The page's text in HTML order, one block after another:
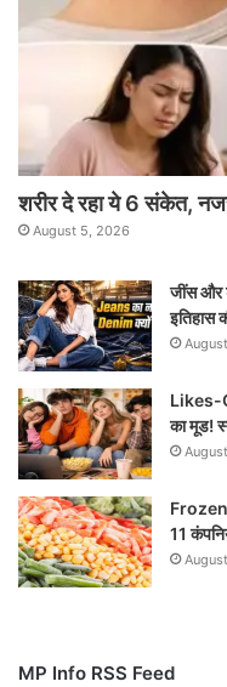
शरीर दे रहा ये 6 संकेत,
August 5, 2026
जींस और
इतिहास
Likes-
का मूड!
Frozen
11
MP Info RSS Feed